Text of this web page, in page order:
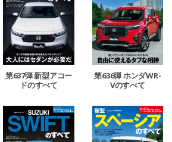
第637弾 新型アコー
ドのすべて
第636弾 ホンダWR-
Vのすべて